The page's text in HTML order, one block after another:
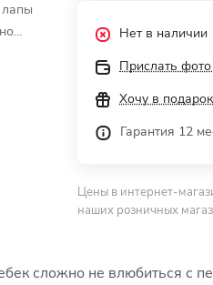
еще
Нет в наличии
Прислать
Хочу в подарок
Гарантия 12
Цены в интернет-
наших розничных
сложно не влюбиться с